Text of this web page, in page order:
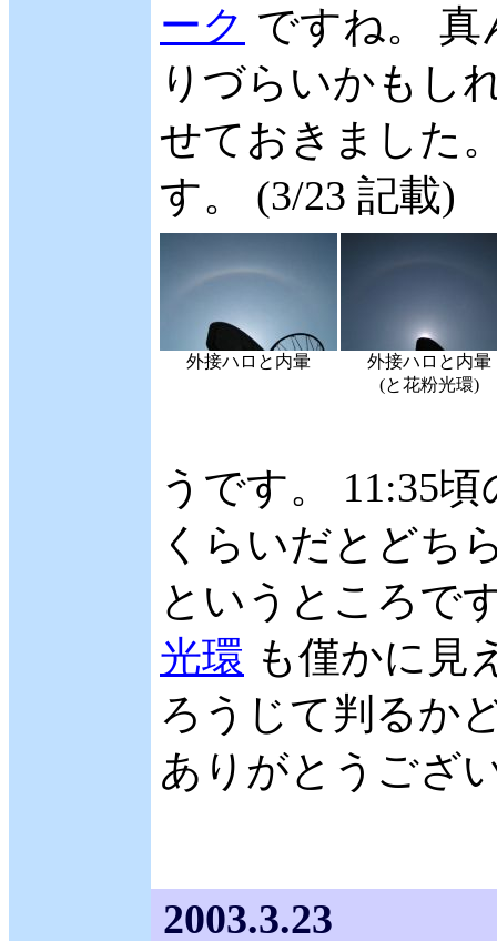
ーク ですね。
りづらいかもし
せておきました
す。 (3/23 記載)
外接ハロと内暈
外接ハロと内暈
(と花粉光環)
うです。 11:35
くらいだとどち
というところで
光環 も僅かに見
ろうじて判るか
ありがとうござ
2003.3.23